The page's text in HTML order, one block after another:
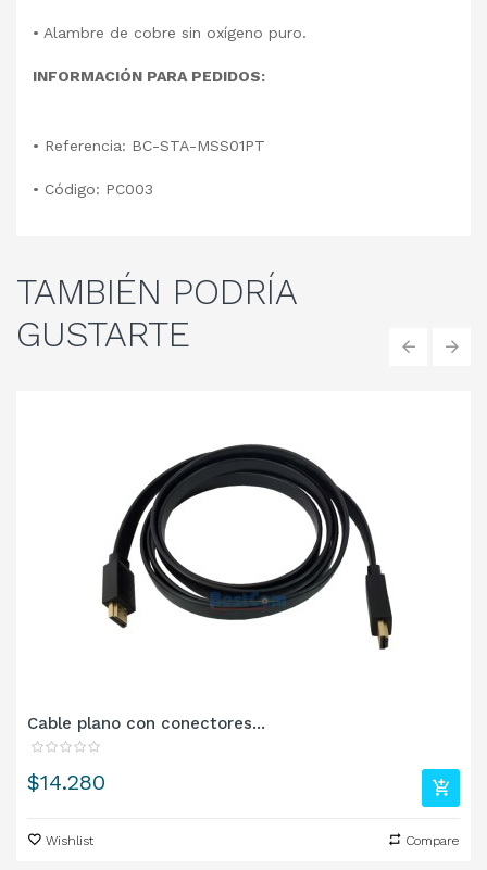
• Alambre de cobre sin oxígeno puro.
INFORMACIÓN PARA PEDIDOS:
• Referencia: BC-STA-MSS01PT
• Código: PC003
TAMBIÉN PODRÍA
GUSTARTE
Cable plano con conectores...
Precio
$14.280
Wishlist Compare